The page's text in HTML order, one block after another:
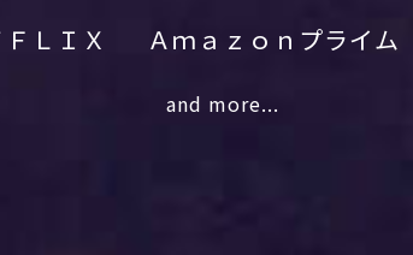
ＬＩＸ
Ａｍａｚｏｎプライム
and more...